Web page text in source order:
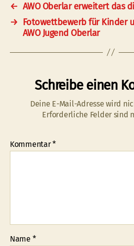
← AWO Oberlar erweitert das
→ Fotowettbewerb für Kinder
AWO Jugend Oberlar
Schreibe einen
Deine E-Mail-Adresse wird
Erforderliche Felder sind
Kommentar*
Name *